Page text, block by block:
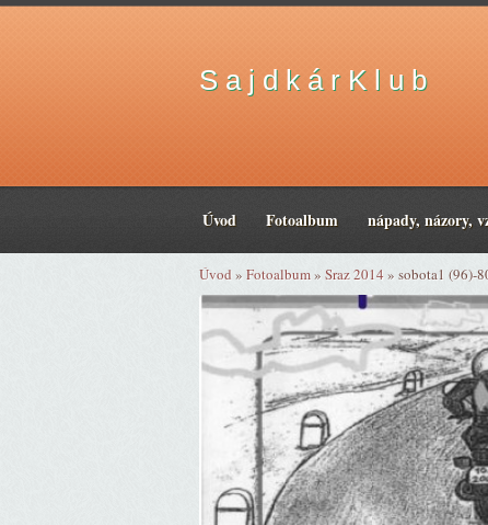
S a j d k á r K l u b
Úvod Fotoalbum nápady, názory,
Úvod » Fotoalbum» Sraz 2014» sobota1 (96)-